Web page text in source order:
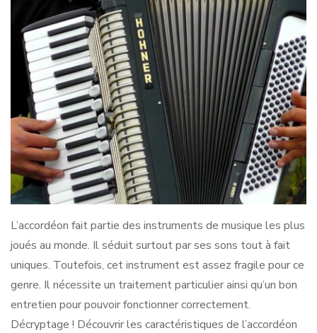
L’accordéon fait partie des instruments de musique les plus
joués au monde. Il séduit surtout par ses sons tout à fait
uniques. Toutefois, cet instrument est assez fragile pour ce
genre. Il nécessite un traitement particulier ainsi qu’un bon
entretien pour pouvoir fonctionner correctement.
Décryptage ! Découvrir les caractéristiques de l’accordéon